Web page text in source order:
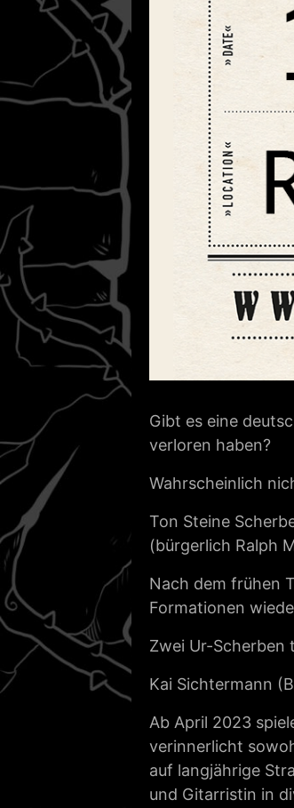
Gibt es eine
verloren haben?
Wahrscheinlich
Ton Steine
(bürgerlich Ralph
Nach dem frühen
Formationen
Zwei Ur-Scherben
Kai Sichtermann
Ab April 2023
verinnerlicht
auf langjährige
und Gitarristin in